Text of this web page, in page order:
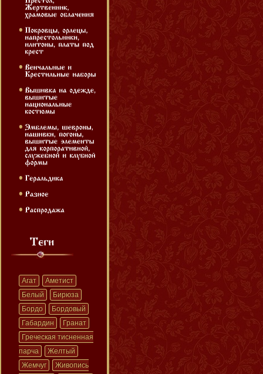
Агат
Аметист
Белый
Бирюза
Бордо
Бордовый
Габардин
Гранат
Греческая тисненная
парча
Желтый
Жемчуг
Живопись